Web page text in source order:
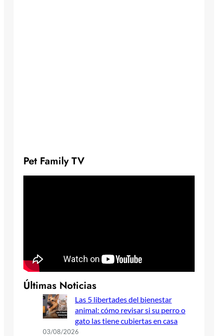
Pet Family TV
Últimas Noticias
Las 5 libertades del bienestar
animal: cómo revisar si su perro o
gato las tiene cubiertas en casa
03/08/2026